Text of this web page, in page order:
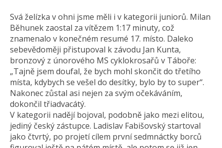
Svá želízka v ohni jsme měli i v kategorii juniorů. Milan
Běhunek zaostal za vítězem 1:17 minuty, což
znamenalo v konečném resumé 17. místo. Daleko
sebevědoměji přistupoval k závodu Jan Kunta,
bronzový z únorového MS cyklokrosařů v Táboře:
„Tajně jsem doufal, že bych mohl skončit do třetího
místa, kdybych se vešel do desítky, bylo by to super“.
Nakonec zůstal asi nejen za svým očekáváním,
dokončil třiadvacátý.
V kategorii nadějí bojoval, podobně jako mezi elitou,
jediný český zástupce. Ladislav Fabišovský startoval
jako čtvrtý, po projetí cílem první sedmnáctky borců